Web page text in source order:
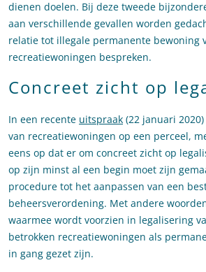
dienen doelen. Bij deze tweede
aan verschillende gevallen worden
relatie tot illegale permanente bewoning
recreatiewoningen bespreken.
Concreet zicht op
In een recente uitspraak (22 januari
van recreatiewoningen op een perceel,
eens op dat er om concreet zicht op
op zijn minst al een begin moet zijn
procedure tot het aanpassen van een
beheersverordening. Met andere
waarmee wordt voorzien in legalisering
betrokken recreatiewoningen als
in gang gezet zijn.